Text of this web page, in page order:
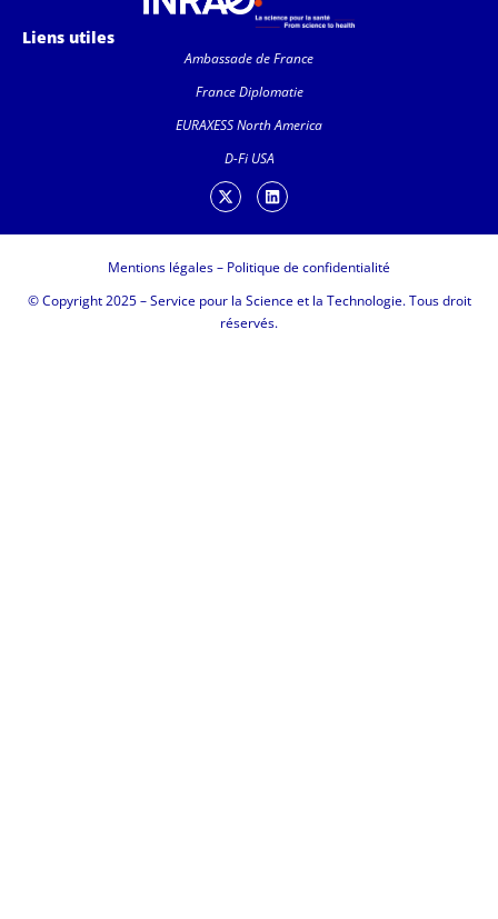
Liens utiles
Ambassade de France
France Diplomatie
EURAXESS North America
D-Fi USA
Mentions légales– Politique de confidentialité
© Copyright 2025 – Service pour la Science et la Technologie. Tous droit
réservés.